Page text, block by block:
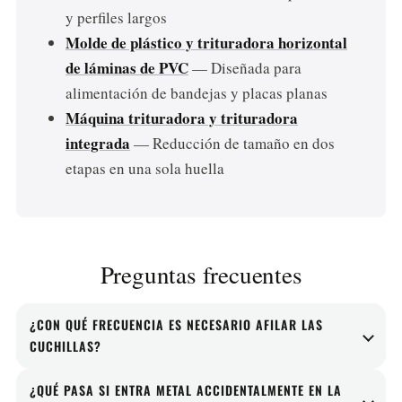
y perfiles largos
Molde de plástico y trituradora horizontal
de láminas de PVC— Diseñada para
alimentación de bandejas y placas planas
Máquina trituradora y trituradora
integrada — Reducción de tamaño en dos
etapas en una sola huella
Preguntas frecuentes
¿CON QUÉ FRECUENCIA ES NECESARIO AFILAR LAS
CUCHILLAS?
El filo de la hoja depende del tipo de material y de su
¿QUÉ PASA SI ENTRA METAL ACCIDENTALMENTE EN LA